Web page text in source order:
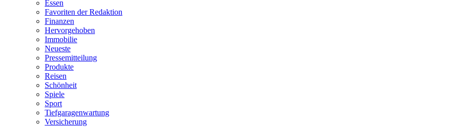
Essen
Favoriten der Redaktion
Finanzen
Hervorgehoben
Immobilie
Neueste
Pressemitteilung
Produkte
Reisen
Schönheit
Spiele
Sport
Tiefgaragenwartung
Versicherung